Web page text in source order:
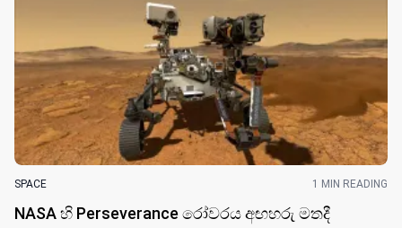
SPACE 1 MIN READING
NASA හි Perseverance රෝවරය අඟහරු මතදී